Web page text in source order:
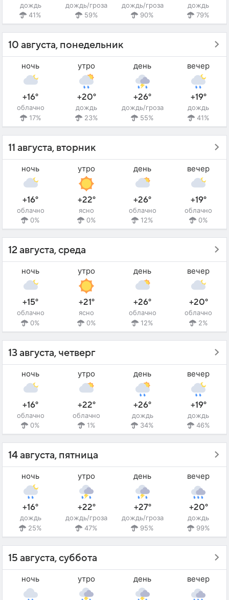
дождь
41%
дождь/гроза
59%
дождь/гроза
90%
дождь
79%
10 августа, понедельник
ночь
+16°
облачно
17%
утро
+20°
дождь
23%
день
+26°
дождь/гроза
55%
вечер
+19°
дождь
41%
11 августа, вторник
ночь
+16°
облачно
0%
утро
+22°
ясно
0%
день
+26°
облачно
12%
вечер
+19°
облачно
0%
12 августа, среда
ночь
+15°
облачно
0%
утро
+21°
ясно
0%
день
+26°
облачно
12%
вечер
+20°
облачно
2%
13 августа, четверг
ночь
+16°
облачно
0%
утро
+22°
облачно
1%
день
+26°
дождь
34%
вечер
+19°
дождь
46%
14 августа, пятница
ночь
+16°
дождь
25%
утро
+22°
дождь/гроза
47%
день
+27°
дождь/гроза
95%
вечер
+20°
дождь
99%
15 августа, суббота
ночь утро день вечер